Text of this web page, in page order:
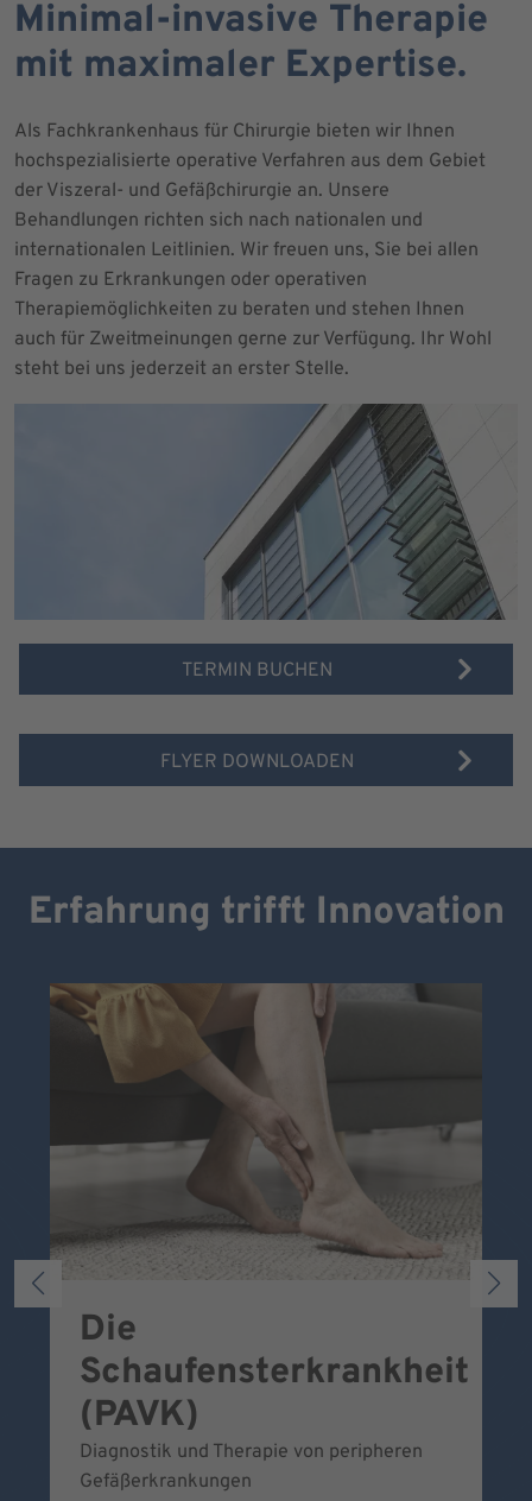
Minimal-invasive Therapie
mit maximaler Expertise.
Als Fachkrankenhaus für Chirurgie bieten wir Ihnen
hochspezialisierte operative Verfahren aus dem Gebiet
der Viszeral- und Gefäßchirurgie an. Unsere
Behandlungen richten sich nach nationalen und
internationalen Leitlinien. Wir freuen uns, Sie bei allen
Fragen zu Erkrankungen oder operativen
Therapiemöglichkeiten zu beraten und stehen Ihnen
auch für Zweitmeinungen gerne zur Verfügung. Ihr Wohl
steht bei uns jederzeit an erster Stelle.
TERMIN BUCHEN
FLYER DOWNLOADEN
Erfahrung trifft Innovation
Die
Schaufensterkrankheit
(PAVK)
Diagnostik und Therapie von peripheren
Gefäßerkrankungen